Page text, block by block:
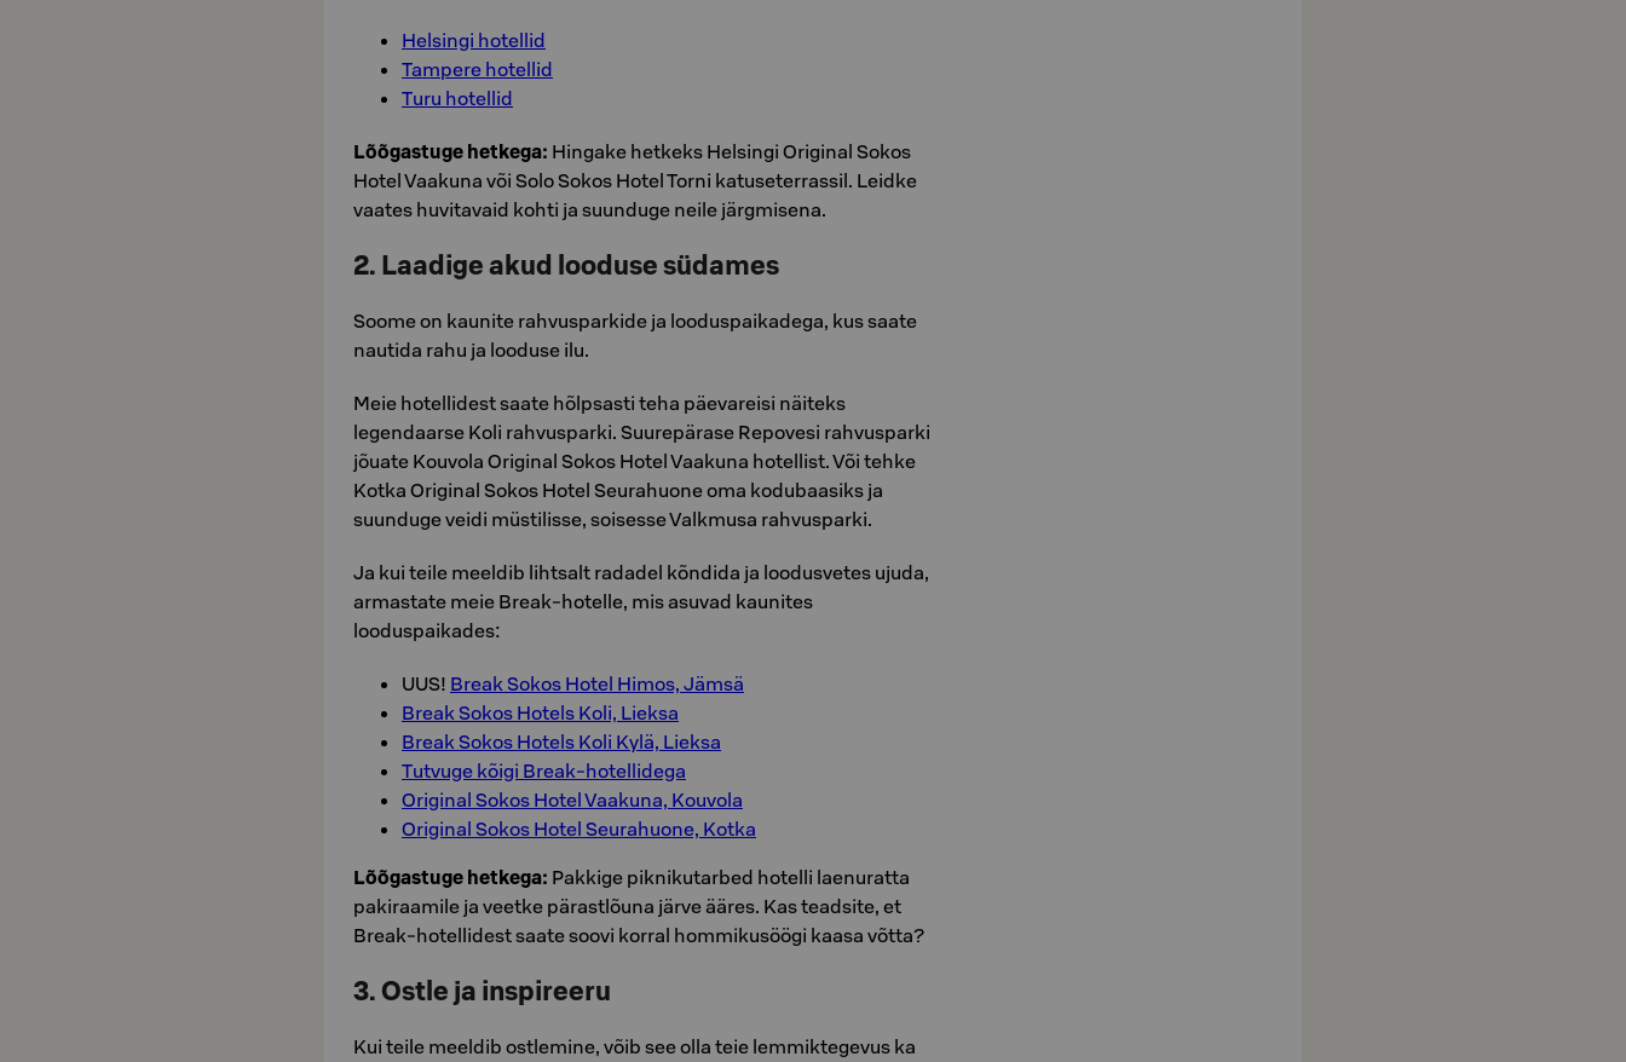
Helsingi hotellid
Tampere hotellid
Turu hotellid
Lõõgastuge hetkega: Hingake hetkeks Helsingi Original Sokos
Hotel Vaakuna või Solo Sokos Hotel Torni katuseterrassil. Leidke
vaates huvitavaid kohti ja suunduge neile järgmisena.
2. Laadige akud looduse südames
Soome on kaunite rahvusparkide ja looduspaikadega, kus saate
nautida rahu ja looduse ilu.
Meie hotellidest saate hõlpsasti teha päevareisi näiteks
legendaarse Koli rahvusparki. Suurepärase Repovesi rahvusparki
jõuate Kouvola Original Sokos Hotel Vaakuna hotellist. Või tehke
Kotka Original Sokos Hotel Seurahuone oma kodubaasiks ja
suunduge veidi müstilisse, soisesse Valkmusa rahvusparki.
Ja kui teile meeldib lihtsalt radadel kõndida ja loodusvetes ujuda,
armastate meie Break-hotelle, mis asuvad kaunites
looduspaikades:
UUS! Break Sokos Hotel Himos, Jämsä
Break Sokos Hotels Koli, Lieksa
Break Sokos Hotels Koli Kylä, Lieksa
Tutvuge kõigi Break-hotellidega
Original Sokos Hotel Vaakuna, Kouvola
Original Sokos Hotel Seurahuone, Kotka
Lõõgastuge hetkega: Pakkige piknikutarbed hotelli laenuratta
pakiraamile ja veetke pärastlõuna järve ääres. Kas teadsite, et
Break-hotellidest saate soovi korral hommikusöögi kaasa võtta?
3. Ostle ja inspireeru
Kui teile meeldib ostlemine, võib see olla teie lemmiktegevus ka